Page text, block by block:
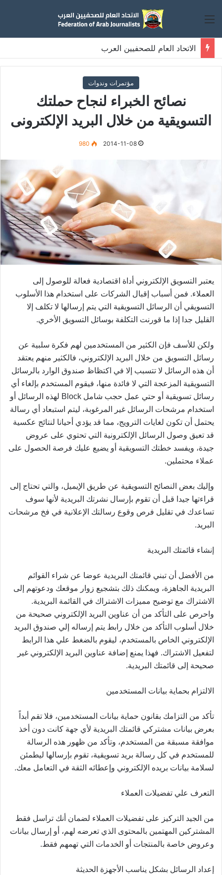
القائمة
الاتحاد العام للصحفيين العرب
اجتماع الأمانة العامة اكتوبر 2025
مؤتمرات وندوات
نصائح الخبراء لنجاح حملتك
التسويقية من خلال البريد الإلكترونى
2014-11-08
980
يعتبر التسويق الإلكتروني أداة اقتصادية فعالة للوصول إلى
العملاء. فمن أسباب إقبال الشركات على استخدام هذا الأسلوب
التسويقي أن الرسائل التسويقية التي يتم إرسالها لا تكلف إلا
القليل جدا إذا ما قورنت التكلفة بوسائل التسويق الأخري.
ولكن للأسف فإن الكثير من المستخدمين لهم فكرة سلبية عن
رسائل التسويق من خلال البريد الإلكتروني، فالكثير منهم يعتقد
أن هذه الرسائل لا تتسبب إلا في اكتظاظ صندوق الوارد بالرسائل
التسويقية المزعجة التي لا فائدة منها، فيقوم المستخدم بإلغاء أي
رسائل تسويقية أو حتي عمل حجب شامل Block لهذه الرسائل أو
استخدام مرشحات الرسائل غير المرغوبة، ليتم استبعاد أي رسالة
يحتمل أن تكون لغايات الترويج، مما قد يؤدي أحيانا لنتائج عكسية
قد تعيق وصول الرسائل الإلكترونية التي تحتوي على عروض
جيدة، ويفسد خطتك التسويقية أو يضيع عليك فرصة الحصول على
عملاء محتملين.
وإليك بعض النصائح التسويقية عن طريق الإيميل، والتي تحتاج إلى
قراءتها جيدا قبل أن تقوم بإرسال نشرتك البريدية لأنها سوف
تساعدك في تقليل فرص وقوع رسالتك الإعلانية في فخ مرشحات
البريد.
إنشاء قائمتك البريدية
من الأفضل أن تبني قائمتك البريدية عوضا عن شراء القوائم
البريدية الجاهزة، ويمكنك ذلك بتشجيع زوار موقعك ودعوتهم إلى
الاشتراك مع توضيح مميزات الاشتراك في القائمة البريدية.
واحرص على التأكد من أن عناوين البريد الإلكتروني صحيحة من
خلال أسلوب التأكد من خلال رابط يتم إرساله إلي صندوق البريد
الإلكتروني الخاص بالمستخدم، ليقوم بالضغط علي هذا الرابط
لتفعيل الاشتراك. فهذا يمنع إضافة عناوين البريد الإلكتروني غير
صحيحة إلى قائمتك البريدية.
الالتزام بحماية بيانات المستخدمين
تأكد من التزامك بقانون حماية بيانات المستخدمين، فلا تقم أبداً
بعرض بيانات مشتركي قائمتك البريدية لأي جهة كانت دون أخذ
موافقة مسبقة من المستخدم، وتأكد من ظهور هذه الرسالة
للمستخدم في كل رسالة بريد تسويقية، تقوم بإرسالها ليطمئن
لسلامة بيانات بريده الإلكتروني وإعطائه الثقة في التعامل معك.
التعرف علي تفضيلات العملاء
من الجيد التركيز على تفضيلات العملاء لضمان أنك تراسل فقط
المشتركين المهتمين بالمحتوى الذي تعرضه لهم، أو إرسال بيانات
وعروض خاصة بالمنتجات أو الخدمات التي تهمهم فقط.
إعداد الرسائل بشكل يناسب الأجهزة الحديثة